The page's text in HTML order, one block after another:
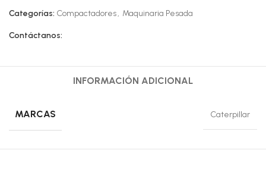
Categorías: Compactadores, Maquinaria Pesada
Contáctanos:
INFORMACIÓN ADICIONAL
MARCAS Caterpillar